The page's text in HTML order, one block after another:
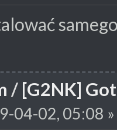
/ [G2NK]
04-02, 05:08 »